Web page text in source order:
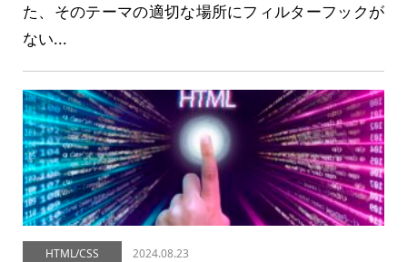
た、そのテーマの適切な場所にフィルターフックが
ない...
HTML/CSS 2024.08.23